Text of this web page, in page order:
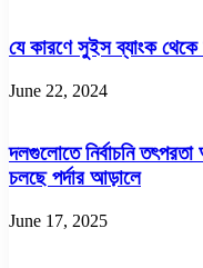
যে কারণে সুইস ব্যাংক থেকে
June 22, 2024
দলগুলোতে নির্বাচনি
চলছে পর্দার আড়ালে
June 17, 2025